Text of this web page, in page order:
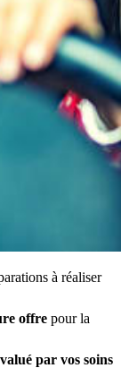
à réaliser
offre pour la
par vos soins